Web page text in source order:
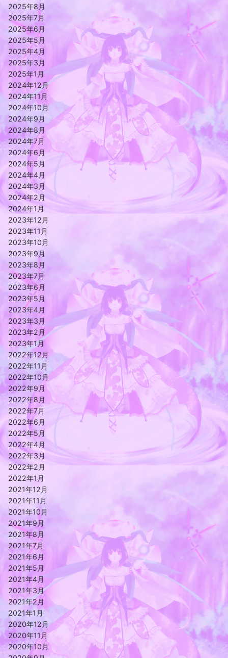
2025年8月
2025年7月
2025年6月
2025年5月
2025年4月
2025年3月
2025年1月
2024年12月
2024年11月
2024年10月
2024年9月
2024年8月
2024年7月
2024年6月
2024年5月
2024年4月
2024年3月
2024年2月
2024年1月
2023年12月
2023年11月
2023年10月
2023年9月
2023年8月
2023年7月
2023年6月
2023年5月
2023年4月
2023年3月
2023年2月
2023年1月
2022年12月
2022年11月
2022年10月
2022年9月
2022年8月
2022年7月
2022年6月
2022年5月
2022年4月
2022年3月
2022年2月
2022年1月
2021年12月
2021年11月
2021年10月
2021年9月
2021年8月
2021年7月
2021年6月
2021年5月
2021年4月
2021年3月
2021年2月
2021年1月
2020年12月
2020年11月
2020年10月